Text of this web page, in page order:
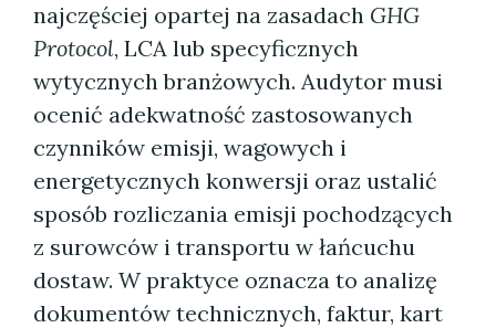
najczęściej opartej na zasadach GHG
Protocol, LCA lub specyficznych
wytycznych branżowych. Audytor musi
ocenić adekwatność zastosowanych
czynników emisji, wagowych i
energetycznych konwersji oraz ustalić
sposób rozliczania emisji pochodzących
z surowców i transportu w łańcuchu
dostaw. W praktyce oznacza to analizę
dokumentów technicznych, faktur, kart